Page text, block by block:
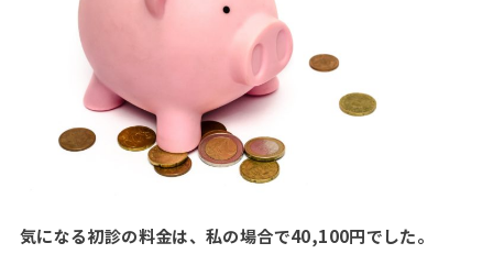
気になる初診の料金は、私の場合で40,100円でした。